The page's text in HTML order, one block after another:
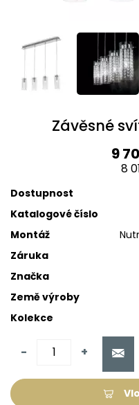
Závěsné
9
8
Dostupnost
Katalogové číslo
Montáž
Záruka
Značka
Země výroby
Kolekce
- +